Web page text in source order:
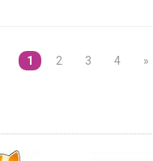
1 2 3 4 »